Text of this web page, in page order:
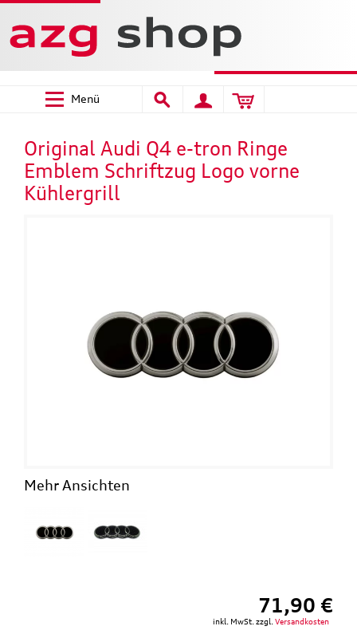
Menü
Original Audi Q4 e-tron Ringe
Emblem Schriftzug Logo vorne
Kühlergrill
Mehr Ansichten
71,90 €
inkl. MwSt. zzgl. Versandkosten